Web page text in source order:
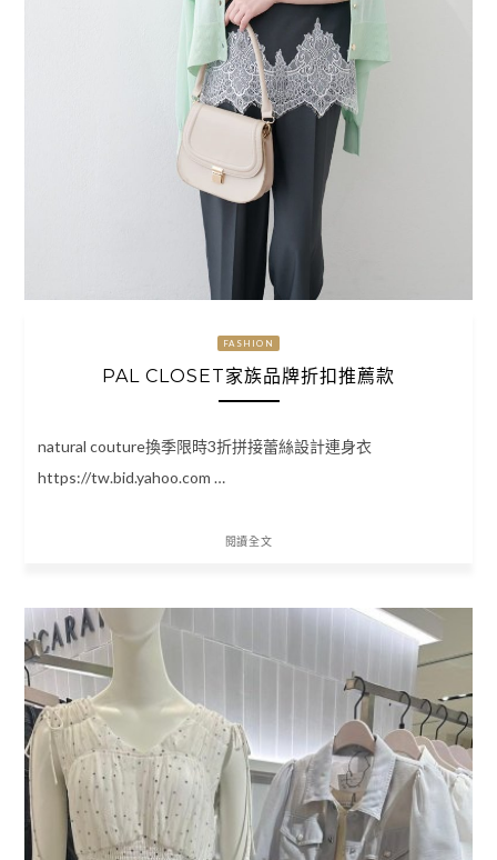
FASHION
PAL CLOSET家族品牌折扣推薦款
natural couture換季限時3折拼接蕾絲設計連身衣
https://tw.bid.yahoo.com …
閱讀全文